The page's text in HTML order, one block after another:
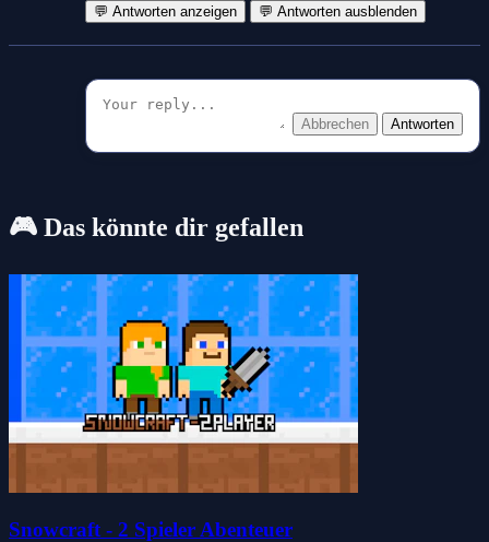
💬 Antworten anzeigen 💬 Antworten ausblenden
Abbrechen Antworten
🎮 Das könnte dir gefallen
Snowcraft - 2 Spieler Abenteuer